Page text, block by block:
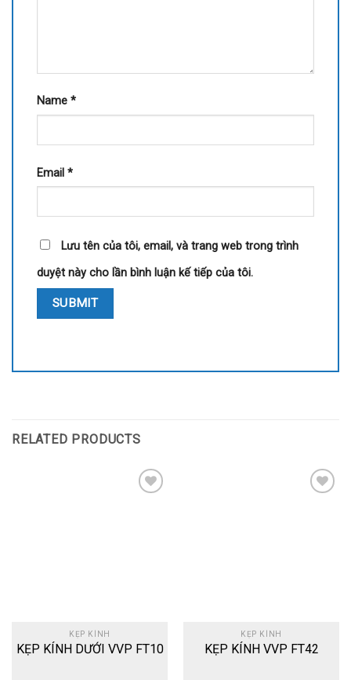
Name *
Email *
Lưu tên của tôi, email, và trang web trong trình
duyệt này cho lần bình luận kế tiếp của tôi.
RELATED PRODUCTS
KẸP KÍNH
KẸP KÍNH DƯỚI VVP FT10
KẸP KÍNH
KẸP KÍNH VVP FT42